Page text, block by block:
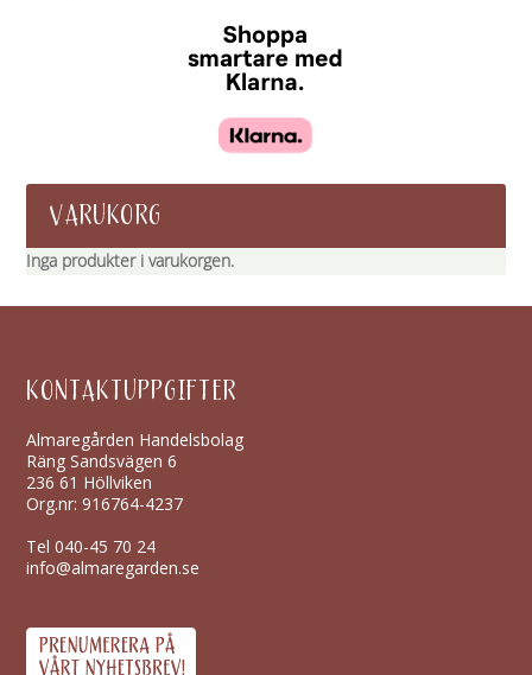
VARUKORG
Inga produkter i varukorgen.
KONTAKTUPPGIFTER
Almaregården Handelsbolag
Räng Sandsvägen 6
236 61 Höllviken
Org.nr: 916764-4237
Tel040-45 70 24
info@almaregarden.se